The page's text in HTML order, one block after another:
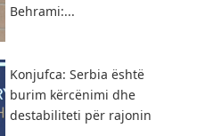
Behrami:...
Konjufca: Serbia është
burim kërcënimi dhe
destabiliteti për rajonin